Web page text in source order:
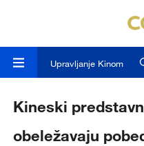
Upravljanje Kinom
Kineski
obeležavaju